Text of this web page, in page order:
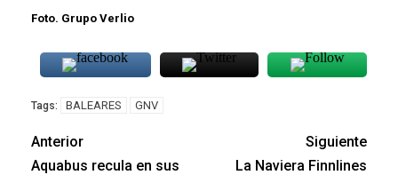
Foto. Grupo Verlio
Tags: BALEARES GNV
Anterior
Aquabus recula en sus
Siguiente
La Naviera Finnlines